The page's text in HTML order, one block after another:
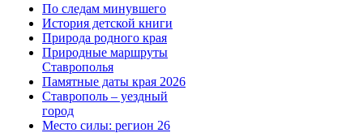
По следам минувшего
История детской книги
Природа родного края
Природные маршруты
Ставрополья
Памятные даты края 2026
Ставрополь – уездный
город
Место силы: регион 26